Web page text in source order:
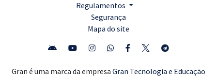
Regulamentos
Segurança
Mapa do site
Gran é uma marca da empresa Gran Tecnologia e Educação